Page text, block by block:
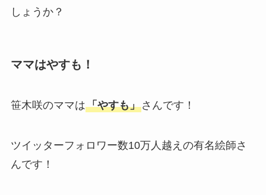
しょうか？
ママはやすも！
笹木咲のママは「やすも」さんです！
ツイッターフォロワー数10万人越えの有名絵師さ
んです！